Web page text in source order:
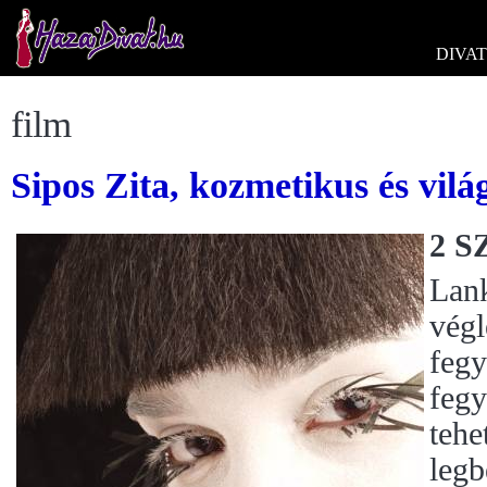
DIVAT
film
Sipos Zita, kozmetikus és
2